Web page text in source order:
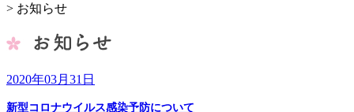
> お知らせ
2020年03月31日
新型コロナウイルス感染予防について